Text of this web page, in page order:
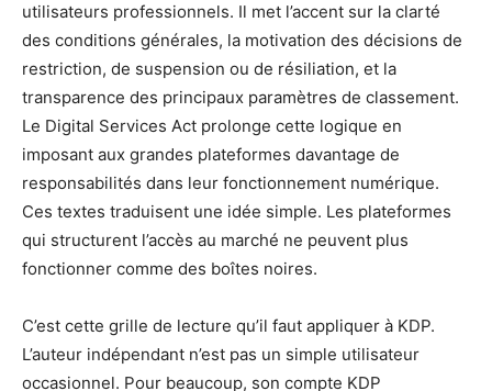
utilisateurs professionnels. Il met l’accent sur la clarté
des conditions générales, la motivation des décisions de
restriction, de suspension ou de résiliation, et la
transparence des principaux paramètres de classement.
Le Digital Services Act prolonge cette logique en
imposant aux grandes plateformes davantage de
responsabilités dans leur fonctionnement numérique.
Ces textes traduisent une idée simple. Les plateformes
qui structurent l’accès au marché ne peuvent plus
fonctionner comme des boîtes noires.
C’est cette grille de lecture qu’il faut appliquer à KDP.
L’auteur indépendant n’est pas un simple utilisateur
occasionnel. Pour beaucoup, son compte KDP